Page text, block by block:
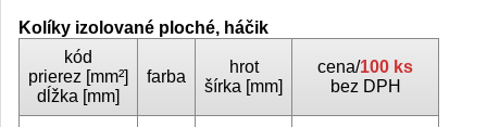
Kolíky izolované ploché, háčik
kód
prierez [mm²]
dĺžka [mm]
farba
hrot
šírka [mm]
cena/100 ks
bez DPH